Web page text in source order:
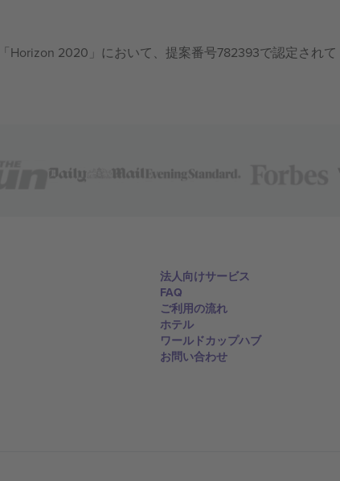
Horizon 2020」において、提案番号782393で認定されて
法人向けサービス
FAQ
ご利用の流れ
ホテル
ワールドカップハブ
お問い合わせ